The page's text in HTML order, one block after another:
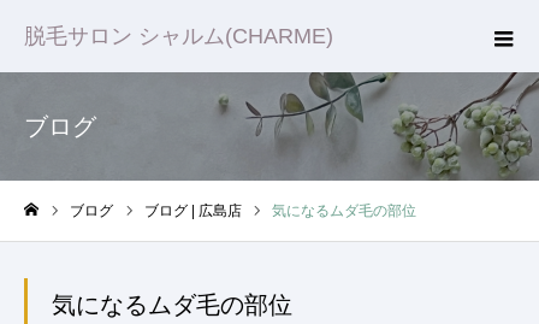
脱毛サロン シャルム(CHARME)
ブログ
ブログ ブログ | 広島店 気になるムダ毛の部位
気になるムダ毛の部位